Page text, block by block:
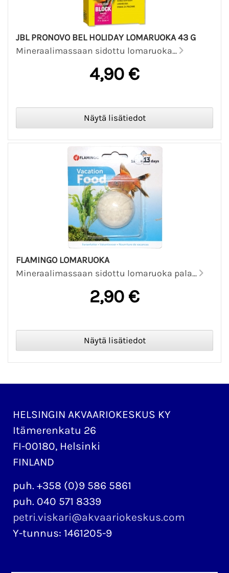
JBL PRONOVO BEL HOLIDAY LOMARUOKA 43 G
Mineraalimassaan sidottu lomaruoka...
4,90 €
FLAMINGO LOMARUOKA
Mineraalimassaan sidottu lomaruoka pala...
2,90 €
HELSINGIN AKVAARIOKESKUS KY
Itämerenkatu 26
FI-00180, Helsinki
FINLAND
puh. +358 (0)9 586 5861
puh. 040 571 8339
petri.viskari@akvaariokeskus.com
Y-tunnus: 1461205-9